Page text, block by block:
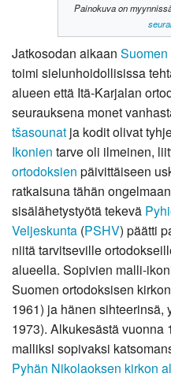
Painokuva on
Jatkosodan aikaan
toimi sielunhoidollisissa
alueen että Itä-Karjalan
seurauksena monet
tšasounat ja kodit olivat
Ikonien tarve oli ilmeinen,
ortodoksien päivittäiseen
ratkaisuna tähän
sisälähetystyötä tekevä
Veljeskunta (PSHV) päätti
niitä tarvitseville
alueella. Sopivien malli-
Suomen ortodoksisen
1961) ja hänen
1973). Alkukesästä vuonna
malliksi sopivaksi
Pyhän Nikolaoksen kirkon